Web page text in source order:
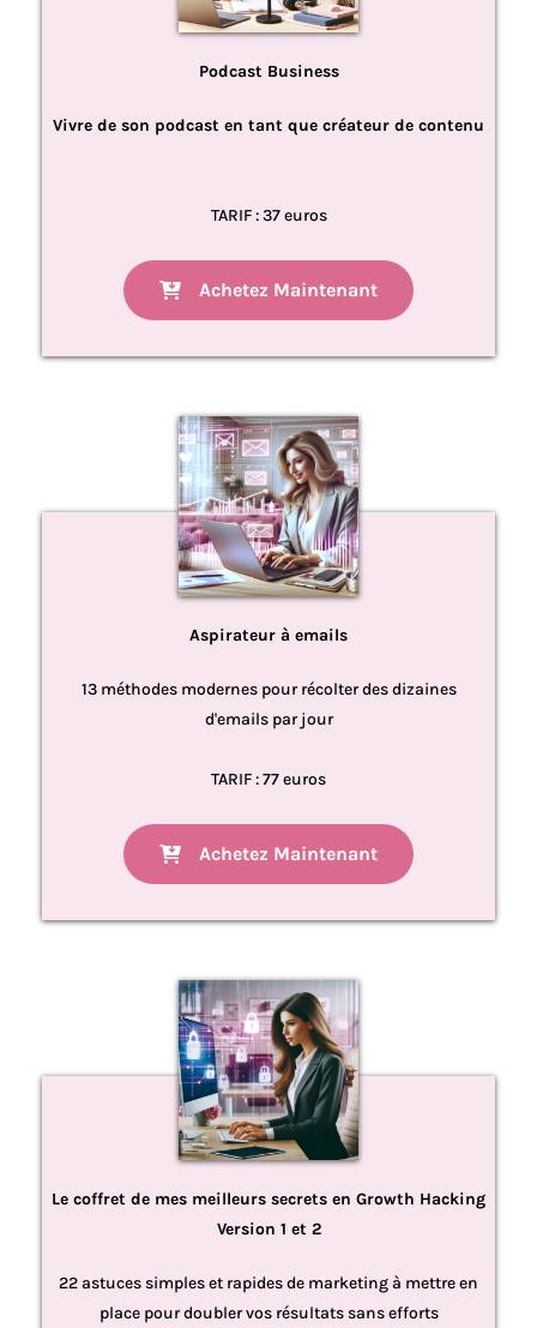
Podcast Business
Vivre de son podcast en tant que créateur de contenu
TARIF : 37 euros
Achetez Maintenant
Aspirateur à emails
13 méthodes modernes pour récolter des dizaines
d'emails par jour
TARIF : 77 euros
Achetez Maintenant
Le coffret de mes meilleurs secrets en Growth Hacking
Version 1 et 2
22 astuces simples et rapides de marketing à mettre en
place pour doubler vos résultats sans efforts